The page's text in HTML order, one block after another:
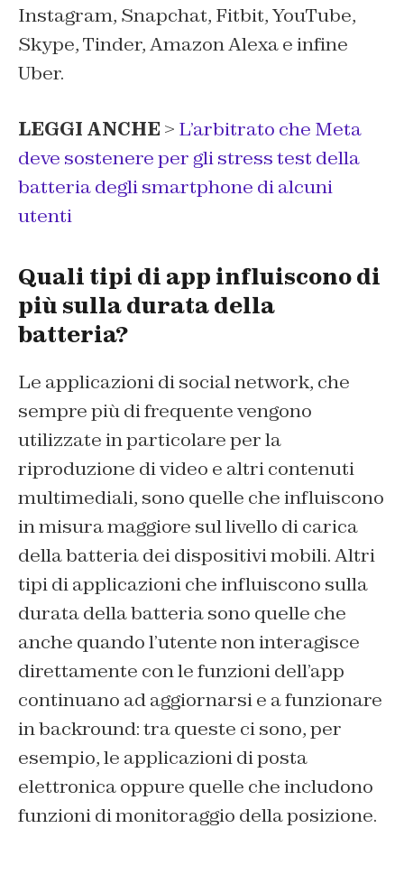
Instagram, Snapchat, Fitbit, YouTube,
Skype, Tinder, Amazon Alexa e infine
Uber.
LEGGI ANCHE > L’arbitrato che Meta
deve sostenere per gli stress test della
batteria degli smartphone di alcuni
utenti
Quali tipi di app influiscono di
più sulla durata della
batteria?
Le applicazioni di social network, che
sempre più di frequente vengono
utilizzate in particolare per la
riproduzione di video e altri contenuti
multimediali, sono quelle che influiscono
in misura maggiore sul livello di carica
della batteria dei dispositivi mobili. Altri
tipi di applicazioni che influiscono sulla
durata della batteria sono quelle che
anche quando l’utente non interagisce
direttamente con le funzioni dell’app
continuano ad aggiornarsi e a funzionare
in backround: tra queste ci sono, per
esempio, le applicazioni di posta
elettronica oppure quelle che includono
funzioni di monitoraggio della posizione.